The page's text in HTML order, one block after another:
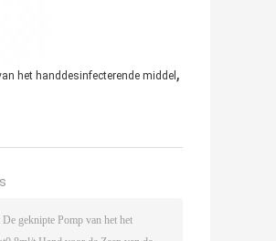
het handdesinfecterende middel ,